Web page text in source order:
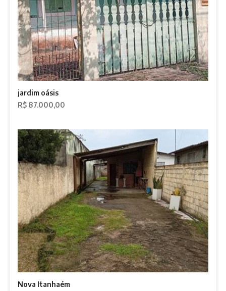
jardim oásis
R$ 87.000,00
Nova Itanhaém